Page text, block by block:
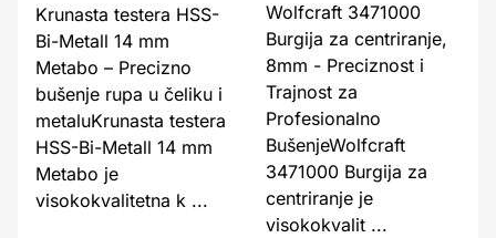
Krunasta testera HSS-
Bi-Metall 14 mm
Metabo – Precizno
bušenje rupa u čeliku i
metaluKrunasta testera
HSS-Bi-Metall 14 mm
Metabo je
visokokvalitetna k ...
Wolfcraft 3471000
Burgija za centriranje,
8mm - Preciznost i
Trajnost za
Profesionalno
BušenjeWolfcraft
3471000 Burgija za
centriranje je
visokokvalit ...